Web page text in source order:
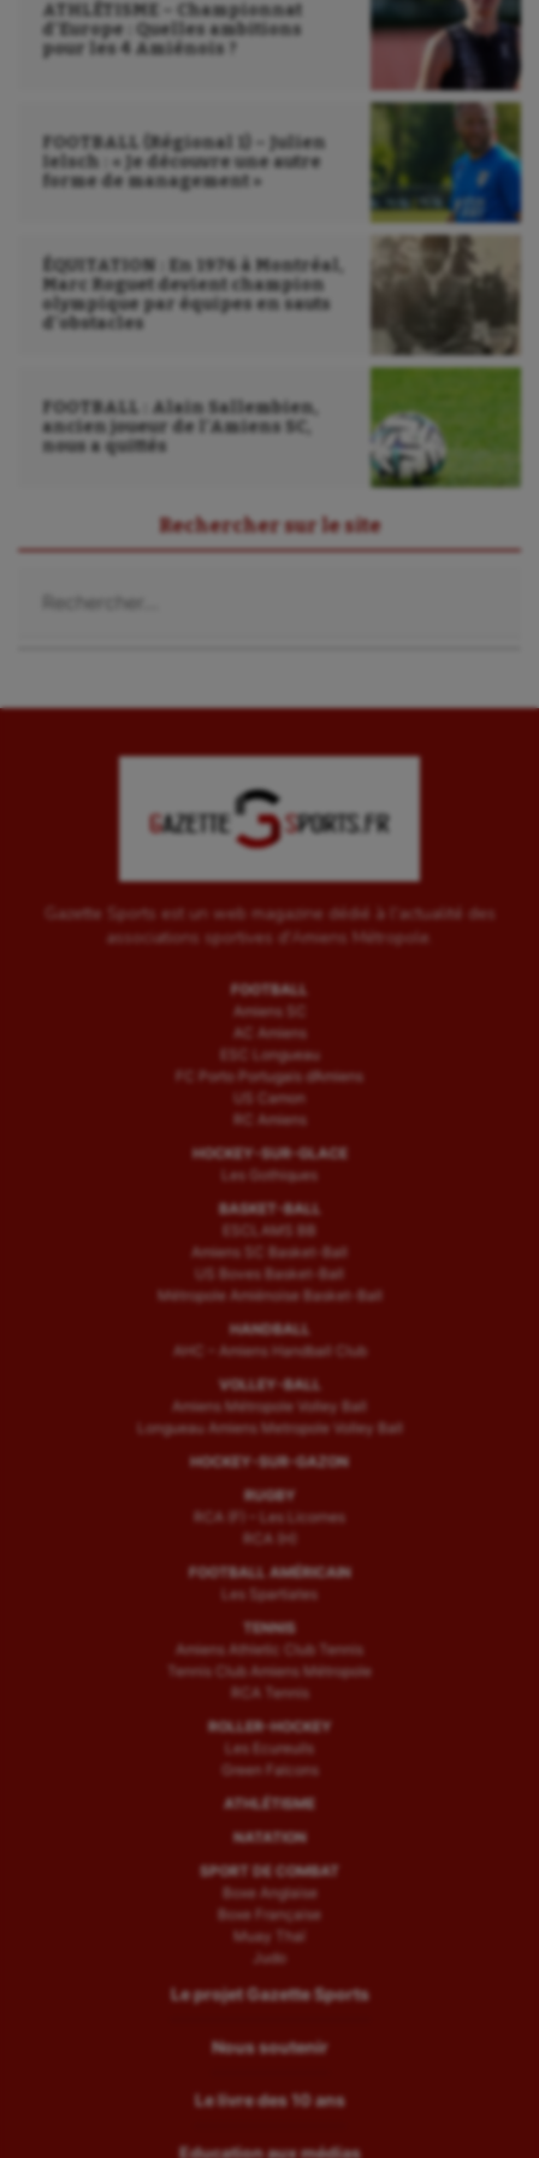
ATHLÉTISME – Championnat
d’Europe : Quelles ambitions
pour les 4 Amiénois ?
FOOTBALL (Régional 1) – Julien
Ielsch : « Je découvre une autre
forme de management »
ÉQUITATION : En 1976 à Montréal,
Marc Roguet devient champion
olympique par équipes en sauts
d’obstacles
FOOTBALL : Alain Sallembien,
ancien joueur de l’Amiens SC,
nous a quittés
Rechercher sur le site
Gazette Sports est un web magazine dédié à l'actualité des
associations sportives d'Amiens Métropole.
FOOTBALL
Amiens SC
AC Amiens
ESC Longueau
FC Porto Portugais d’Amiens
US Camon
RC Amiens
HOCKEY-SUR-GLACE
Les Gothiques
BASKET-BALL
ESCLAMS BB
Amiens SC Basket-Ball
US Boves Basket-Ball
Métropole Amiénoise Basket-Ball
HANDBALL
AHC – Amiens Handball Club
VOLLEY-BALL
Amiens Métropole Volley Ball
Longueau Amiens Metropole Volley Ball
HOCKEY-SUR-GAZON
RUGBY
RCA (F) – Les Licornes
RCA (H)
FOOTBALL AMÉRICAIN
Les Spartiates
TENNIS
Amiens Athletic Club Tennis
Tennis Club Amiens Métropole
RCA Tennis
ROLLER-HOCKEY
Les Ecureuils
Green Falcons
ATHLÉTISME
NATATION
SPORT DE COMBAT
Boxe Anglaise
Boxe Française
Muay Thaï
Judo
Le projet Gazette Sports
Nous soutenir
Le livre des 10 ans
Education aux médias